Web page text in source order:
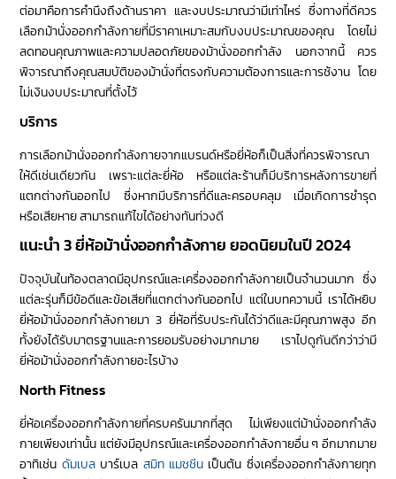
ต่อมาคือการคำนึงถึงด้านราคา และงบประมาณว่ามีเท่าไหร่ ซึ่งทางที่ดีควร
เลือกม้านั่งออกกำลังกายที่มีราคาเหมาะสมกับงบประมาณของคุณ โดยไม่
ลดทอนคุณภาพและความปลอดภัยของม้านั่งออกกำลัง นอกจากนี้ ควร
พิจารณาถึงคุณสมบัติของม้านั่งที่ตรงกับความต้องการและการช้งาน โดย
ไม่เงินงบประมาณที่ตั้งไว้
บริการ
การเลือกม้านั่งออกกำลังกายจากแบรนด์หรือยี่ห้อก็เป็นสิ่งที่ควรพิจารณา
ให้ดีเช่นเดียวกัน เพราะแต่ละยี่ห้อ หรือแต่ละร้านก็มีบริการหลังการขายที่
แตกต่างกันออกไป ซึ่งหากมีบริการที่ดีและครอบคลุม เมื่อเกิดการชำรุด
หรือเสียหาย สามารถแก้ไขได้อย่างทันท่วงดี
แนะนำ 3 ยี่ห้อม้านั่งออกกำลังกาย ยอดนิยมในปี 2024
ปัจจุบันในท้องตลาดมีอุปกรณ์และเครื่องออกกำลังกายเป็นจำนวนมาก ซึ่ง
แต่ละรุ่นก็มีข้อดีและข้อเสียที่แตกต่างกันออกไป แต่ในบทความนี้ เราได้หยิบ
ยี่ห้อม้านั่งออกกำลังกายมา 3 ยี่ห้อที่รับประกันได้ว่าดีและมีคุณภาพสูง อีก
ทั้งยังได้รับมาตรฐานและการยอมรับอย่างมากมาย เราไปดูกันดีกว่าว่ามี
ยี่ห้อม้านั่งออกกำลังกายอะไรบ้าง
North Fitness
ยี่ห้อเครื่องออกกำลังกายที่ครบครันมากที่สุด ไม่เพียงแต่ม้านั่งออกกำลัง
กายเพียงเท่านั้น แต่ยังมีอุปกรณ์และเครื่องออกกำลังกายอื่น ๆ อีกมากมาย
อาทิเช่น ดัมเบลบาร์เบล สมิท แมชชีนเป็นต้น ซึ่งเครื่องออกกำลังกายทุก